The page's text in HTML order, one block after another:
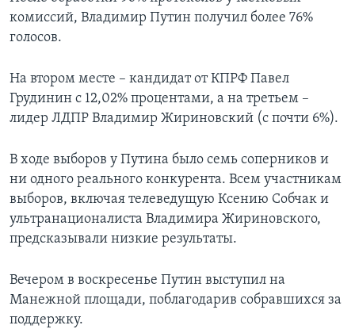
комиссий, Владимир Путин получил более 76%
голосов.
На втором месте – кандидат от КПРФ Павел
Грудинин с 12,02% процентами, а на третьем –
лидер ЛДПР Владимир Жириновский (с почти 6%).
В ходе выборов у Путина было семь соперников и
ни одного реального конкурента. Всем участникам
выборов, включая телеведущую Ксению Собчак и
ультранационалиста Владимира Жириновского,
предсказывали низкие результаты.
Вечером в воскресенье Путин выступил на
Манежной площади, поблагодарив собравшихся за
поддержку.